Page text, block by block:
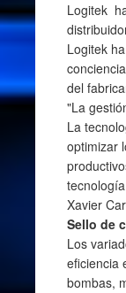
Logitek
Logitek
del
"La
La
optimizar
Xavier
Sello de
Los
eficiencia
bombas,